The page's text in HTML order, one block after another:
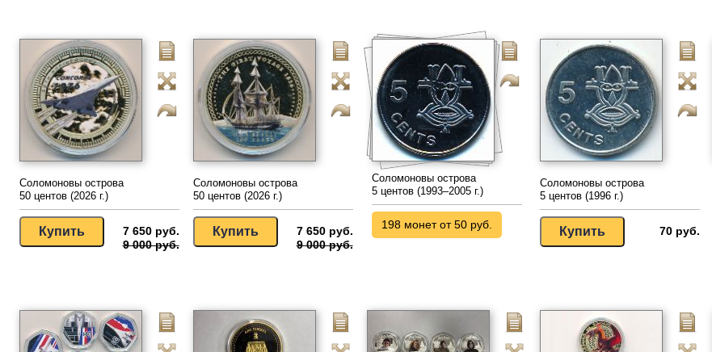
Соломоновы острова
50 центов (2026 г.)
7 650 руб.
9 000 руб.
Соломоновы острова
50 центов (2026 г.)
7 650 руб.
9 000 руб.
Соломоновы острова
5 центов (1993–2005 г.)
198 монет от 50 руб.
Соломоновы острова
5 центов (1996 г.)
70 руб.